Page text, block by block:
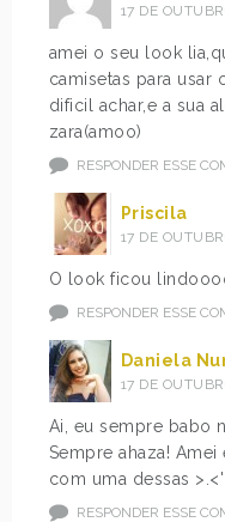
17 DE
amei o seu look
camisetas para usar
dificil achar,e a sua
zara(amoo)
RESPONDER ESSE
Priscila
17 DE
O look ficou
RESPONDER ESSE
Daniela
17 DE
Ai, eu sempre babo
Sempre ahaza!
com uma dessas
RESPONDER ESSE